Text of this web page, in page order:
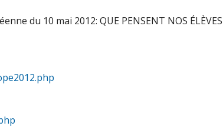
du 10 mai 2012: QUE PENSENT NOS ÉLÈVES